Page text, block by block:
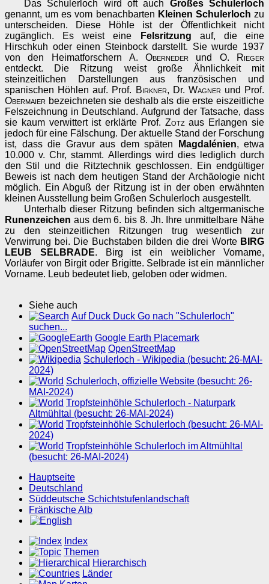
Das Schulerloch wird oft auch Großes Schulerloch
genannt, um es vom benachbarten Kleinen Schulerloch zu
unterscheiden. Diese Höhle ist der Öffentlichkeit nicht
zugänglich. Es weist eine
Felsritzung auf, die eine
Hirschkuh oder einen Steinbock darstellt. Sie wurde 1937
von den Heimatforschern A. Oberneder und O. Rieger
entdeckt. Die Ritzung weist große Ähnlichkeit mit
steinzeitlichen Darstellungen aus französischen und
spanischen Höhlen auf. Prof. Birkner, Dr. Wagner und Prof.
Obermaier bezeichneten sie deshalb als die erste eiszeitliche
Felszeichnung in Deutschland. Aufgrund der Tatsache, dass
sie kaum verwittert ist erklärte Prof. Zotzaus Erlangen sie
jedoch für eine Fälschung. Der aktuelle Stand der Forschung
ist, dass die Gravur aus dem späten
Magdalénien, etwa
10.000 v. Chr, stammt. Allerdings wird dies lediglich durch
den Stil und die Ritztechnik geschlossen. Ein endgültiger
Beweis ist nach dem heutigen Stand der Archäologie nicht
möglich. Ein Abguß der Ritzung ist in der oben erwähnten
kleinen Ausstellung beim Großen Schulerloch ausgestellt.
Unterhalb dieser Ritzung befinden sich altgermanische
Runenzeichen aus dem 6. bis 8. Jh. Ihre unmittelbare Nähe
zu den steinzeitlichen Ritzungen trug wesentlich zur
Verwirrung bei. Die Buchstaben bilden die drei Worte BIRG
LEUB SELBRADE. Birg ist ein weiblicher Vorname,
Vorläufer von Birgit oder Brigitte. Selbrade ist ein männlicher
Vorname. Leub bedeutet lieb, geloben oder widmen.
Siehe auch
Auf Duck Duck Go nach "Schulerloch"
suchen...
Google Earth Placemark
OpenStreetMap
Schulerloch - Wikipedia (besucht: 26-MAI-
2024)
Schulerloch, offizielle Website (besucht: 26-
MAI-2024)
Tropfsteinhöhle Schulerloch - Naturpark
Altmühltal (besucht: 26-MAI-2024)
Tropfsteinhöhle Schulerloch (besucht: 26-MAI-
2024)
Tropfsteinhöhle Schulerloch im Altmühltal
(besucht: 26-MAI-2024)
Hauptseite
Deutschland
Süddeutsche Schichtstufenlandschaft
Fränkische Alb
Index
Themen
Hierarchisch
Länder